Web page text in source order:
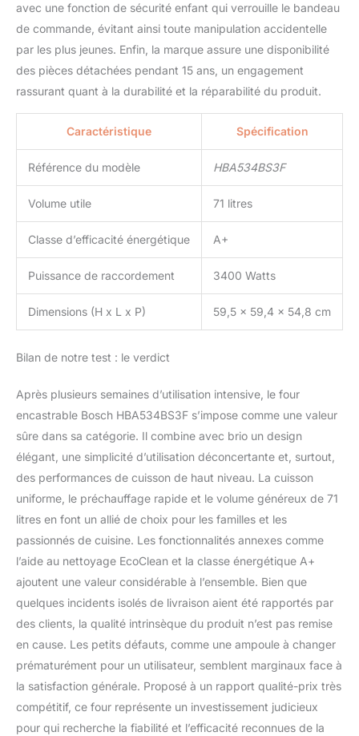
avec une fonction de sécurité enfant qui verrouille le bandeau
de commande, évitant ainsi toute manipulation accidentelle
par les plus jeunes. Enfin, la marque assure une disponibilité
des pièces détachées pendant 15 ans, un engagement
rassurant quant à la durabilité et la réparabilité du produit.
Caractéristique Spécification
Référence du modèle HBA534BS3F
Volume utile 71 litres
Classe d’efficacité énergétique A+
Puissance de raccordement 3400 Watts
Dimensions (H x L x P) 59,5 x 59,4 x 54,8 cm
Bilan de notre test : le verdict
Après plusieurs semaines d’utilisation intensive, le four
encastrable Bosch HBA534BS3F s’impose comme une valeur
sûre dans sa catégorie. Il combine avec brio un design
élégant, une simplicité d’utilisation déconcertante et, surtout,
des performances de cuisson de haut niveau. La cuisson
uniforme, le préchauffage rapide et le volume généreux de 71
litres en font un allié de choix pour les familles et les
passionnés de cuisine. Les fonctionnalités annexes comme
l’aide au nettoyage EcoClean et la classe énergétique A+
ajoutent une valeur considérable à l’ensemble. Bien que
quelques incidents isolés de livraison aient été rapportés par
des clients, la qualité intrinsèque du produit n’est pas remise
en cause. Les petits défauts, comme une ampoule à changer
prématurément pour un utilisateur, semblent marginaux face à
la satisfaction générale. Proposé à un rapport qualité-prix très
compétitif, ce four représente un investissement judicieux
pour qui recherche la fiabilité et l’efficacité reconnues de la